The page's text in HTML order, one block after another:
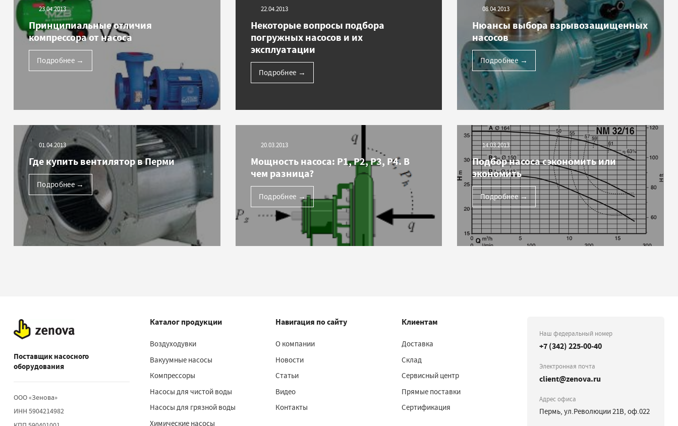
23.04.2013
Принципиальные отличия
компрессора от насоса
Подробнее →
22.04.2013
Некоторые вопросы подбора
погружных насосов и их
эксплуатации
Подробнее →
08.04.2013
Нюансы выбора взрывозащищенных
насосов
Подробнее →
01.04.2013
Где купить вентилятор в Перми
Подробнее →
20.03.2013
Мощность насоса: P1, P2, P3, P4. В
чем разница?
Подробнее →
14.03.2013
Подбор насоса сэкономить или
экономить
Подробнее →
Поставщик насосного
оборудования
ООО «Зенова»
ИНН 5904214982
Каталог продукции
Воздуходувки
Вакуумные насосы
Компрессоры
Насосы для чистой воды
Насосы для грязной воды
Химические насосы
Навигация по сайту
О компании
Новости
Статьи
Видео
Контакты
Клиентам
Доставка
Склад
Сервисный центр
Прямые поставки
Сертификация
Наш федеральный номер
+7 (342) 225-00-40
Электронная почта
client@zenova.ru
Адрес офиса
Пермь, ул.Революции 21В, оф.022